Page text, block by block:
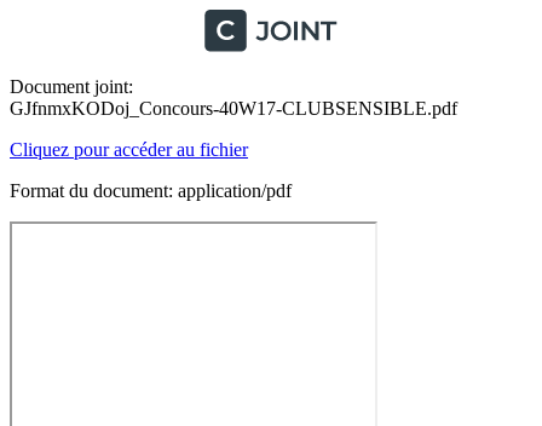
Document joint:
GJfnmxKODoj_Concours-40W17-CLUBSENSIBLE.pdf
Cliquez pour accéder au fichier
Format du document: application/pdf